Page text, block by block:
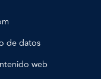
de datos
web